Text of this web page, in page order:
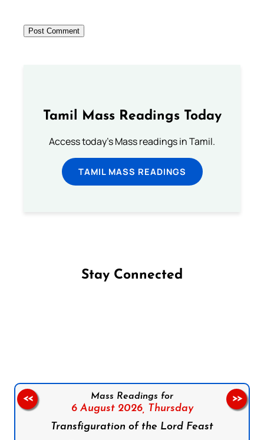
Tamil Mass Readings Today
Access today's Mass readings in Tamil.
TAMIL MASS READINGS
Stay Connected
Mass Readings for
6 August 2026, Thursday
Transfiguration of the Lord Feast
<< >>